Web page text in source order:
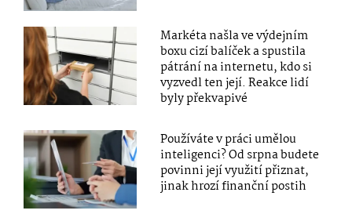
Markéta našla ve výdejním
boxu cizí balíček a spustila
pátrání na internetu, kdo si
vyzvedl ten její. Reakce lidí
byly překvapivé
Používáte v práci umělou
inteligenci? Od srpna budete
povinni její využití přiznat,
jinak hrozí finanční postih